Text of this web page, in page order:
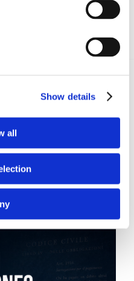
Show details
all
Cassazione